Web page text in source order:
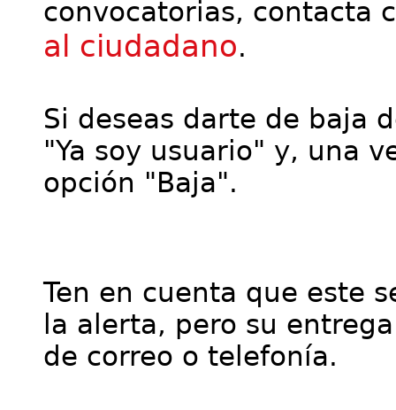
convocatorias, contacta
al ciudadano.
Si deseas darte de baja
"Ya soy usuario" y, una
opción "Baja".
Ten en cuenta que este
la alerta, pero su
de correo o telefonía.